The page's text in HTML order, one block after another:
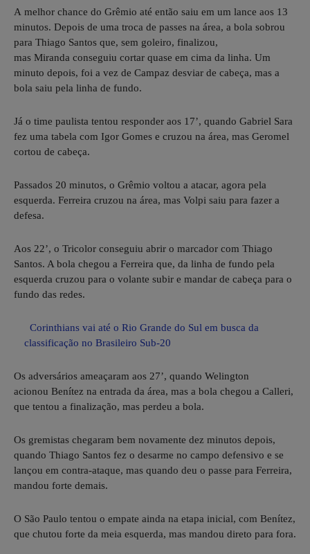
A melhor chance do Grêmio até então saiu em um lance aos 13
minutos. Depois de uma troca de passes na área, a bola sobrou
para Thiago Santos que, sem goleiro, finalizou,
mas Miranda conseguiu cortar quase em cima da linha. Um
minuto depois, foi a vez de Campaz desviar de cabeça, mas a
bola saiu pela linha de fundo.
Já o time paulista tentou responder aos 17’, quando Gabriel Sara
fez uma tabela com Igor Gomes e cruzou na área, mas Geromel
cortou de cabeça.
Passados 20 minutos, o Grêmio voltou a atacar, agora pela
esquerda. Ferreira cruzou na área, mas Volpi saiu para fazer a
defesa.
Aos 22’, o Tricolor conseguiu abrir o marcador com Thiago
Santos. A bola chegou a Ferreira que, da linha de fundo pela
esquerda cruzou para o volante subir e mandar de cabeça para o
fundo das redes.
Corinthians vai até o Rio Grande do Sul em busca da
classificação no Brasileiro Sub-20
Os adversários ameaçaram aos 27’, quando Welington
acionou Benítez na entrada da área, mas a bola chegou a Calleri,
que tentou a finalização, mas perdeu a bola.
Os gremistas chegaram bem novamente dez minutos depois,
quando Thiago Santos fez o desarme no campo defensivo e se
lançou em contra-ataque, mas quando deu o passe para Ferreira,
mandou forte demais.
O São Paulo tentou o empate ainda na etapa inicial, com Benítez,
que chutou forte da meia esquerda, mas mandou direto para fora.